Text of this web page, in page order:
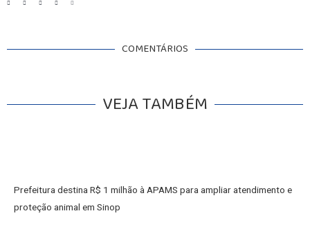
COMENTÁRIOS
VEJA TAMBÉM
Prefeitura destina R$ 1 milhão à APAMS para ampliar atendimento e
proteção animal em Sinop